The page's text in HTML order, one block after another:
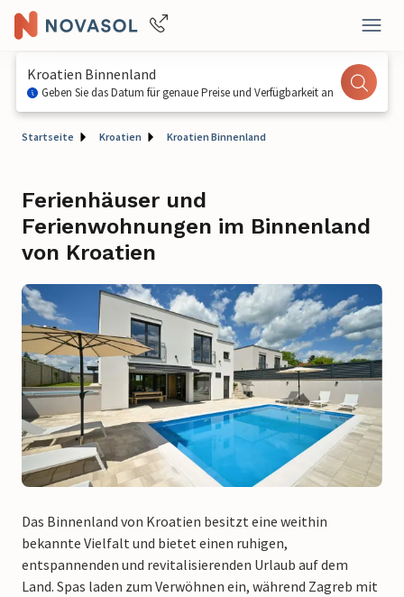
Kroatien Binnenland
Geben Sie das Datum für genaue Preise und Verfügbarkeit an
Startseite Kroatien Kroatien Binnenland
Ferienhäuser und
Ferienwohnungen im Binnenland
von Kroatien
Das Binnenland von Kroatien besitzt eine weithin
bekannte Vielfalt und bietet einen ruhigen,
entspannenden und revitalisierenden Urlaub auf dem
Land. Spas laden zum Verwöhnen ein, während Zagreb mit